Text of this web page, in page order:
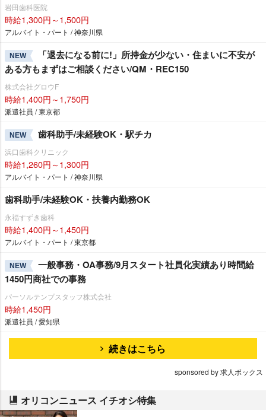
田歯科医院
時給1,300円～1,500円
アルバイト・パート / 神奈川県
NEW
「退去になる前に!」所持金が少ない・住まいに不安が
ある方もまずはご相談ください/QM・REC150
株式会社グロウF
時給1,400円～1,750円
派遣社員 / 東京都
NEW 歯科助手/未経験OK・駅チカ
浜口歯科クリニック
時給1,260円～1,300円
アルバイト・パート / 神奈川県
歯科助手/未経験OK・扶養内勤務OK
永福すずき歯科
時給1,400円～1,450円
アルバイト・パート / 東京都
NEW
一般事務・OA事務/9月スタート社員化実績あり時間給
1450円商社での事務
パーソルテンプスタッフ株式会社
時給1,450円
派遣社員 / 愛知県
続きはこちら
sponsored by 求人ボックス
オリコンニュース イチオシ特集